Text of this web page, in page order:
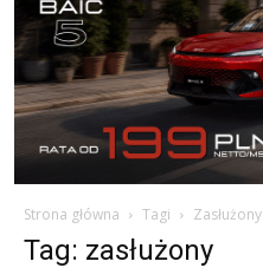
Strona główna Tagi Zasłużony
Tag: zasłużony